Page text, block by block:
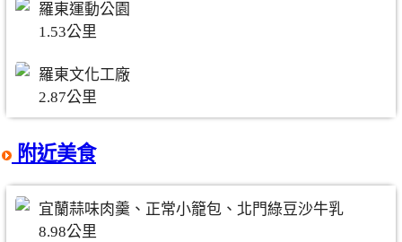
羅東運動公園
1.53公里
羅東文化工廠
2.87公里
附近美食
宜蘭蒜味肉羹、正常小籠包、北門綠豆沙牛乳
8.98公里